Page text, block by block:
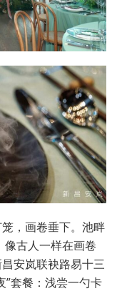
，画卷垂下。池畔
古人一样在画卷
安岚联袂路易十三
”套餐：浅尝一勺卡